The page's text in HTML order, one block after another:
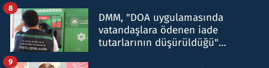
DMM, "DOA uygulamasında
vatandaşlara ödenen iade
tutarlarının düşürüldüğü"
8
9